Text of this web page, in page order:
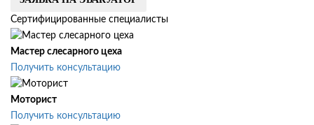
Сертифицированные специалисты
Мастер слесарного цеха
Получить консультацию
Моторист
Получить консультацию